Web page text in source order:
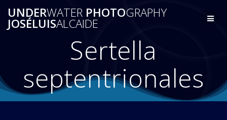
al
UNDERWATER PHOTOGRAPHY
JOSÉLUISALCAIDE
Sertella
septentrionales